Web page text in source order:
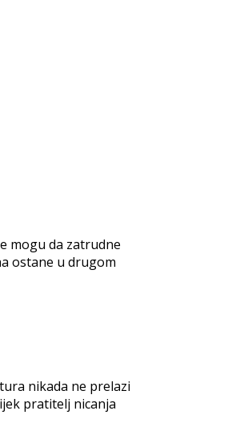
mogu da zatrudne
ostane u drugom
nikada ne prelazi
pratitelj nicanja